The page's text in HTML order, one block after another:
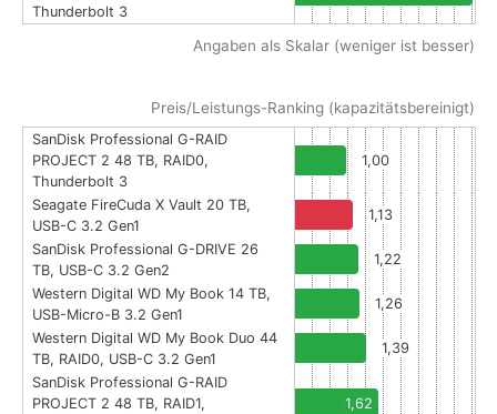
Thunderbolt 3
Angaben als Skalar (weniger ist besser)
Preis/Leistungs-Ranking (kapazitätsbereinigt)
SanDisk Professional G-RAID
PROJECT 2 48 TB, RAID0,
Thunderbolt 3
1,00
Seagate FireCuda X Vault 20 TB,
USB-C 3.2 Gen1
1,13
SanDisk Professional G-DRIVE 26
TB, USB-C 3.2 Gen2
1,22
Western Digital WD My Book 14 TB,
USB-Micro-B 3.2 Gen1
1,26
Western Digital WD My Book Duo 44
TB, RAID0, USB-C 3.2 Gen1
1,39
SanDisk Professional G-RAID
PROJECT 2 48 TB, RAID1,
1,62